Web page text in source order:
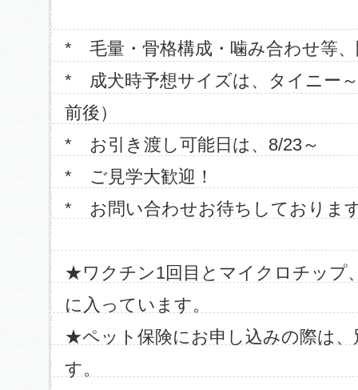
* 毛量・骨格構成・噛み合わせ等
* 成犬時予想サイズは、タイニー
前後）
* お引き渡し可能日は、8/23～
* ご見学大歓迎！
* お問い合わせお待ちしておりま
★ワクチン1回目とマイクロチップ
に入っています。
★ペット保険にお申し込みの際は、
す。